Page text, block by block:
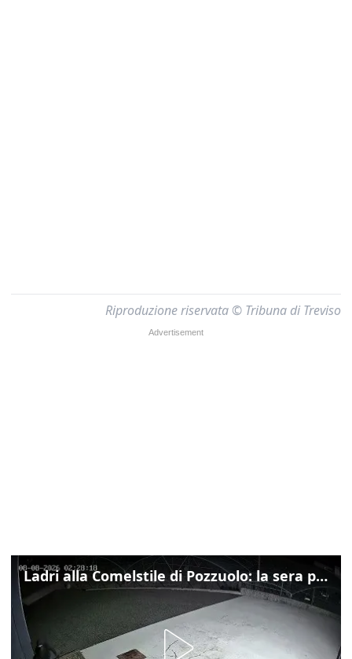
Riproduzione riservata © Tribuna di Treviso
Ladri alla Comelstile di Pozzuolo: la sera prima il tentato furto a Buja, ecco le immagini